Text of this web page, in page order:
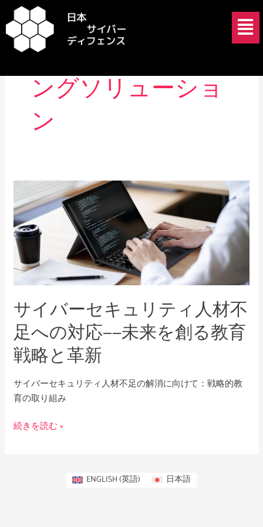
容
を
ッ
メ
ニ
ュ
日本のITトレーニ
ングソリューショ
ン
サイバーセキュリティ人材不
足への対応——未来を創る教育
戦略と革新
サイバーセキュリティ人材不足の解消に向けて：戦略的教
育の取り組み
イ
バ
ー
セ
キ
ュ
リ
テ
ィ
人
材
不
足
へ
の
対
続きを読む »
ENGLISH(英語) 日本語